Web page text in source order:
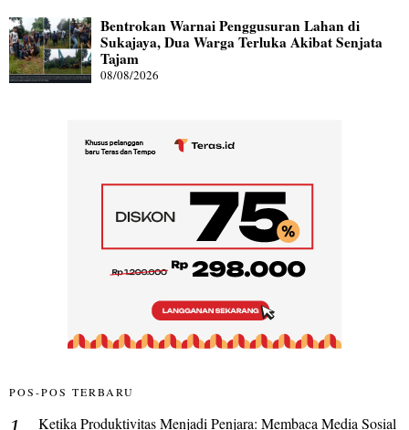
Bentrokan Warnai Penggusuran Lahan di
Sukajaya, Dua Warga Terluka Akibat Senjata
Tajam
08/08/2026
POS-POS TERBARU
Ketika Produktivitas Menjadi Penjara: Membaca Media Sosial